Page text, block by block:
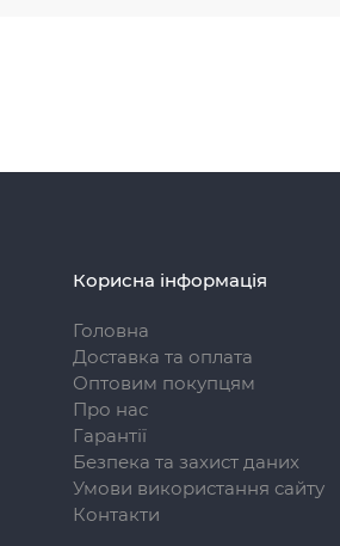
Корисна інформація
Головна
Доставка та оплата
Оптовим покупцям
Про нас
Гарантії
Безпека та захист даних
Умови використання сайту
Контакти